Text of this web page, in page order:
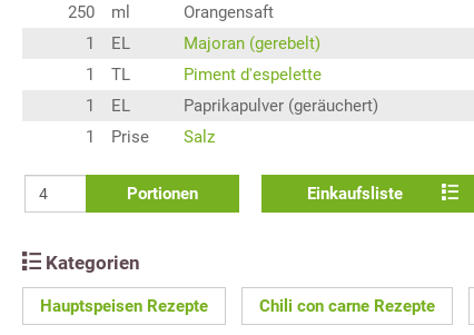
250
ml
Orangensaft
1
EL
Majoran (gerebelt)
1
TL
Piment d'espelette
1
EL
Paprikapulver (geräuchert)
1
Prise Salz
Portionen Einkaufsliste
Kategorien
Hauptspeisen Rezepte Chili con carne Rezepte